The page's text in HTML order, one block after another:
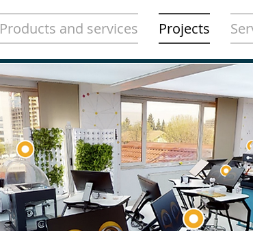
Products and services Projects